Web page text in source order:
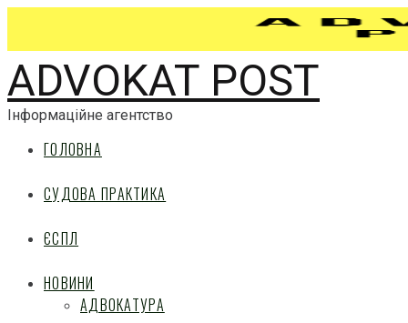
ADVOKAT POST
Інформаційне агентство
ГОЛОВНА
СУДОВА ПРАКТИКА
ЄСПЛ
НОВИНИ
АДВОКАТУРА